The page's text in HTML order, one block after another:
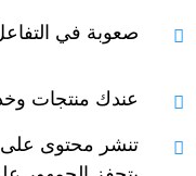
صعوبة في
عندك منتجات
تنشر محتوى